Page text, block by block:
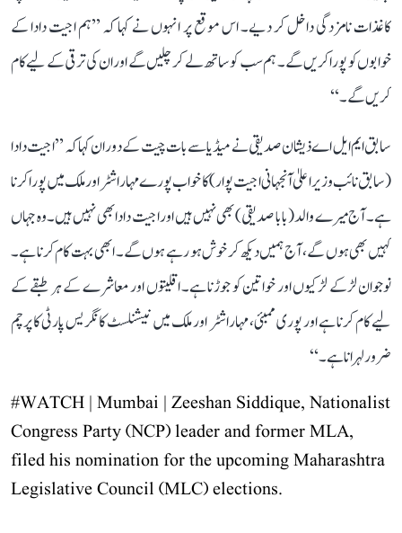
کاغذات نامزدگی داخل کر دیے۔ اس موقع پر انہوں نے کہا کہ ’’ہم اجیت دادا کے
خوابوں کو پورا کریں گے۔ ہم سب کو ساتھ لے کر چلیں گے اور ان کی ترقی کے لیے کام
کریں گے۔‘‘
سابق ایم ایل اے ذیشان صدیقی نے میڈیا سے بات چیت کے دوران کہا کہ ’’اجیت دادا
(سابق نائب وزیر اعلیٰ آنجہانی اجیت پوار) کا خواب پورے مہاراشٹر اور ملک میں پورا کرنا
ہے۔ آج میرے والد (بابا صدیقی) بھی نہیں ہیں اور اجیت دادا بھی نہیں ہیں۔ وہ جہاں
کہیں بھی ہوں گے، آج ہمیں دیکھ کر خوش ہو رہے ہوں گے۔ ابھی بہت کام کرنا ہے۔
نوجوان لڑکے لڑکیوں اور خواتین کو جوڑنا ہے۔ اقلیتوں اور معاشرے کے ہر طبقے کے
لیے کام کرنا ہے اور پوری ممبئی، مہاراشٹر اور ملک میں نیشنلسٹ کانگریس پارٹی کا پرچم
ضرور لہرانا ہے۔‘‘
#WATCH | Mumbai | Zeeshan Siddique, Nationalist
Congress Party (NCP) leader and former MLA,
filed his nomination for the upcoming Maharashtra
Legislative Council (MLC) elections.